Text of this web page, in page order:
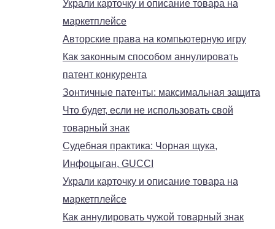
Украли карточку и описание товара на
маркетплейсе
Авторские права на компьютерную игру
Как законным способом аннулировать
патент конкурента
Зонтичные патенты: максимальная защита
Что будет, если не использовать свой
товарный знак
Судебная практика: Чорная щука,
Инфоцыган, GUCCI
Украли карточку и описание товара на
маркетплейсе
Как аннулировать чужой товарный знак